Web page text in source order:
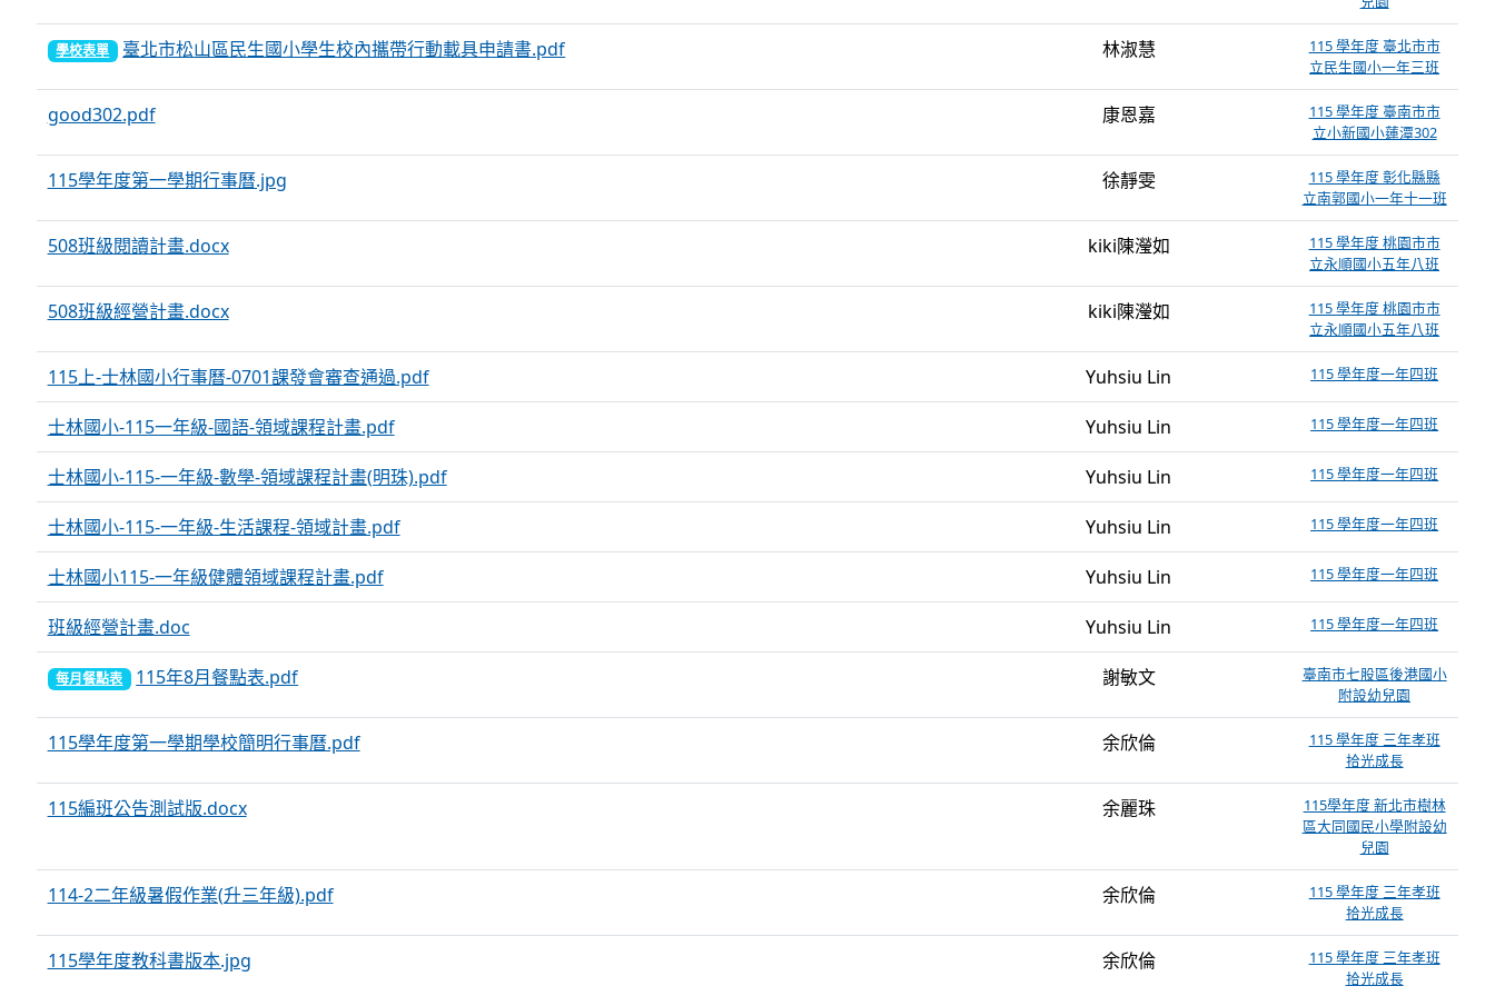
學校表單 臺北市松山區民生國小學生校內攜帶行動載具申請書.pdf 林淑慧
115 學年度 臺北市市
立民生國小一年三班
good302.pdf 康恩嘉
115 學年度 臺南市市
立小新國小蓮潭302
115學年度第一學期行事曆.jpg 徐靜雯
115 學年度 彰化縣縣
立南郭國小一年十一班
508班級閱讀計畫.docx kiki陳瀅如
115 學年度 桃園市市
立永順國小五年八班
508班級經營計畫.docx kiki陳瀅如
115 學年度 桃園市市
立永順國小五年八班
115上-士林國小行事曆-0701課發會審查通過.pdf Yuhsiu Lin 115 學年度一年四班
士林國小-115一年級-國語-領域課程計畫.pdf Yuhsiu Lin 115 學年度一年四班
士林國小-115-一年級-數學-領域課程計畫(明珠).pdf Yuhsiu Lin 115 學年度一年四班
士林國小-115-一年級-生活課程-領域計畫.pdf Yuhsiu Lin 115 學年度一年四班
士林國小115-一年級健體領域課程計畫.pdf Yuhsiu Lin 115 學年度一年四班
班級經營計畫.doc Yuhsiu Lin 115 學年度一年四班
每月餐點表 115年8月餐點表.pdf 謝敏文
臺南市七股區後港國小
附設幼兒園
115學年度第一學期學校簡明行事曆.pdf 余欣倫
115 學年度 三年孝班
拾光成長
115編班公告測試版.docx 余麗珠
115學年度 新北市樹林
區大同國民小學附設幼
兒園
114-2二年級暑假作業(升三年級).pdf 余欣倫
115 學年度 三年孝班
拾光成長
115學年度教科書版本.jpg 余欣倫
115 學年度 三年孝班
拾光成長